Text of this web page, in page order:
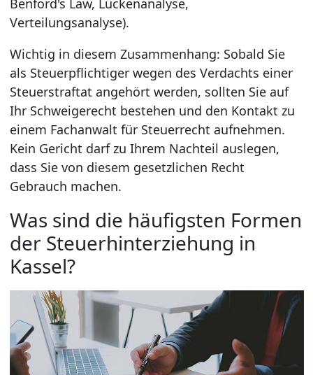
Benford's Law, Lückenanalyse,
Verteilungsanalyse).
Wichtig in diesem Zusammenhang: Sobald Sie
als Steuerpflichtiger wegen des Verdachts einer
Steuerstraftat angehört werden, sollten Sie auf
Ihr Schweigerecht bestehen und den Kontakt zu
einem Fachanwalt für Steuerrecht aufnehmen.
Kein Gericht darf zu Ihrem Nachteil auslegen,
dass Sie von diesem gesetzlichen Recht
Gebrauch machen.
Was sind die häufigsten Formen
der Steuerhinterziehung in
Kassel?